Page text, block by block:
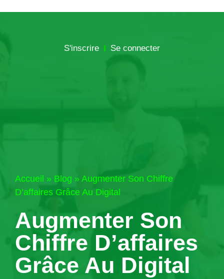
S'inscrire Se connecter
Accueil » Blog » Augmenter Son Chiffre
D’affaires Grâce Au Digital
Augmenter Son
Chiffre D’affaires
Grâce Au Digital